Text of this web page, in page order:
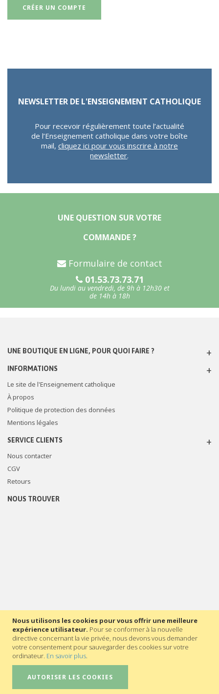
Nous utilisons les cookies pour vous offrir une meilleure
expérience utilisateur. Pour se conformer à la nouvelle
directive concernant la vie privée, nous devons vous demander
votre consentement pour sauvegarder des cookies sur votre
ordinateur. En savoir plus.
AUTORISER LES COOKIES
CRÉER UN COMPTE
NEWSLETTER DE L'ENSEIGNEMENT CATHOLIQUE
Pour recevoir régulièrement toute l’actualité
de l’Enseignement catholique dans votre boîte
mail, cliquez ici pour vous inscrire à notre
newsletter.
UNE QUESTION SUR VOTRE
COMMANDE ?
Formulaire de contact
01.53.73.73.71
Du lundi au vendredi, de 9h à 12h30 et
de 14h à 18h
UNE BOUTIQUE EN LIGNE, POUR QUOI FAIRE ?
INFORMATIONS
Le site de l'Enseignement catholique
À propos
Politique de protection des données
Mentions légales
SERVICE CLIENTS
Nous contacter
CGV
Retours
NOUS TROUVER